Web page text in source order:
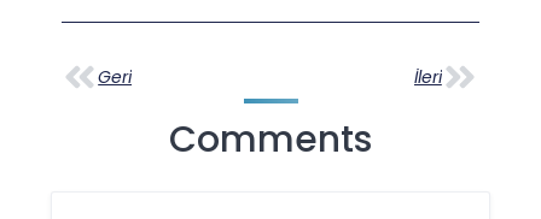
Geri İleri
Comments